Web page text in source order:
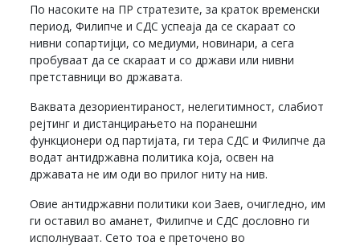
По насоките на ПР стратезите, за краток временски
период, Филипче и СДС успеаја да се скараат со
нивни сопартијци, со медиуми, новинари, а сега
пробуваат да се скараат и со држави или нивни
претставници во државата.
Ваквата дезориентираност, нелегитимност, слабиот
рејтинг и дистанцирањето на поранешни
функционери од партијата, ги тера СДС и Филипче да
водат антидржавна политика која, освен на
државата не им оди во прилог ниту на нив.
Овие антидржавни политики кои Заев, очигледно, им
ги оставил во аманет, Филипче и СДС дословно ги
исполнуваат. Сето тоа е преточено во